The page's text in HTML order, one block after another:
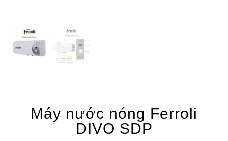
Máy nước nóng Ferroli
DIVO SDP